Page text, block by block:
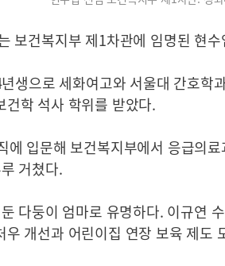
보건복지부 제1차관에 임명된 현
생으로 세화여고와 서울대 간호학
건학 석사 학위를 받았다.
에 입문해 보건복지부에서 응급의
거쳤다.
다둥이 엄마로 유명하다. 이규연
우 개선과 어린이집 연장 보육 제도